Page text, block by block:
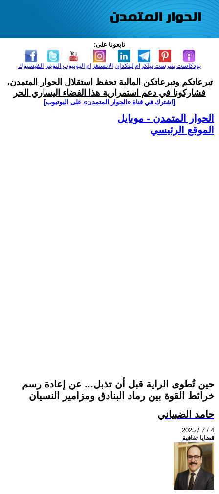
تابعونا على:
الفيسبوك التويتر اليوتيوب الانستغرام لينكدإن تيلكرامبنترست بودكاست
تبرعاتكم وتبرعاتكن المالية تحفظ استقلال الحوار المتمدن،
فشاركونا في دعم استمرارية هذا الفضاء اليساري الحر
[اشترك في قناة ‫«الحوار المتمدن» على اليوتيوب]
الحوار المتمدن - موبايل
الموقع الرئيسي
حين تُطوى الراية قبل أن تذبل... عن إعادة رسم
خرائط القوة بين رماد البنادق ومزامير النسيان
حامد الضبياني
2025 / 7 / 4
قضايا ثقافية